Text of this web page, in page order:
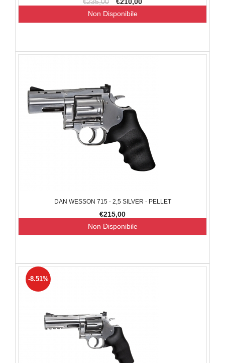
Non Disponibile
DAN WESSON 715 - 2,5 SILVER - PELLET
€215,00
Non Disponibile
-8.51%